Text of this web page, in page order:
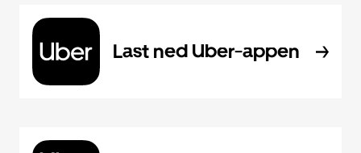
Last ned Uber-appen